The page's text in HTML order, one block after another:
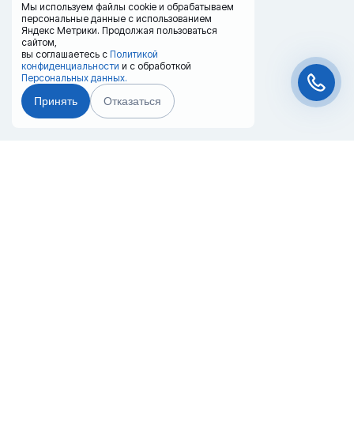
Мы используем файлы cookie и обрабатываем
персональные данные с использованием
Яндекс Метрики. Продолжая пользоваться
сайтом,
вы соглашаетесь с Политикой
конфиденциальности и с обработкой
Персональных данных.
Принять Отказаться